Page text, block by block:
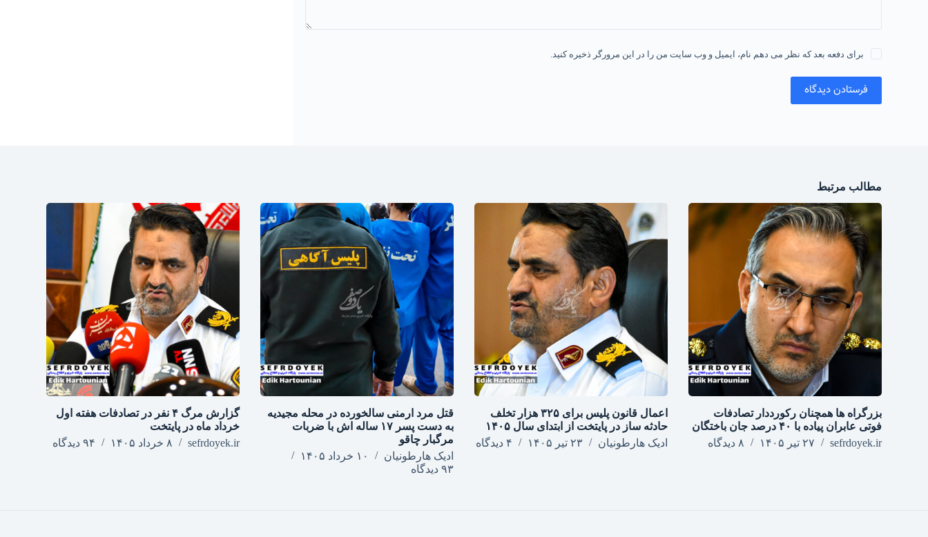
برای دفعه بعد که نظر می دهم نام، ایمیل و وب سایت من را در این مرورگر ذخیره کنید.
فرستادن دیدگاه
مطالب مرتبط
بزرگراه‌ ها همچنان رکورددار تصادفات
فوتی عابران پیاده با ۴۰ درصد جان‌ باختگان
sefrdoyek.ir
۲۷ تیر ۱۴۰۵ ۸ دیدگاه
اعمال قانون پلیس برای ۳۲۵ هزار تخلف
حادثه ساز در پایتخت از ابتدای سال ۱۴۰۵
ادیک هارطونیان
۲۳ تیر ۱۴۰۵ ۴ دیدگاه
قتل مرد ارمنی سالخورده در محله مجیدیه
به دست پسر ۱۷ ساله اش با ضربات
مرگبار چاقو
ادیک هارطونیان
۱۰ خرداد ۱۴۰۵
۹۳ دیدگاه
گزارش مرگ ۴ نفر در تصادفات هفته اول
خرداد ماه در پایتخت
sefrdoyek.ir
۸ خرداد ۱۴۰۵ ۹۴ دیدگاه